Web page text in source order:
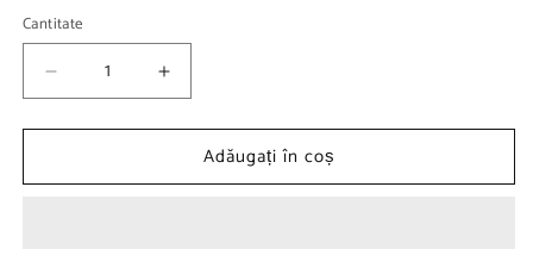
Cantitate
Reduceți
cantitatea
pentru
Dripper
Creșteți
cantitatea
pentru
ORIGAMI
Dripper
Adăugați în coș